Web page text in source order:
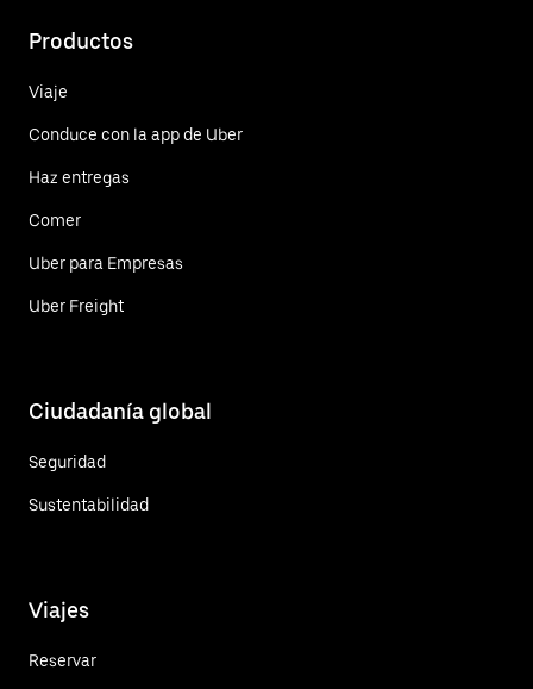
Productos
Viaje
Conduce con la app de Uber
Haz entregas
Comer
Uber para Empresas
Uber Freight
Ciudadanía global
Seguridad
Sustentabilidad
Viajes
Reservar